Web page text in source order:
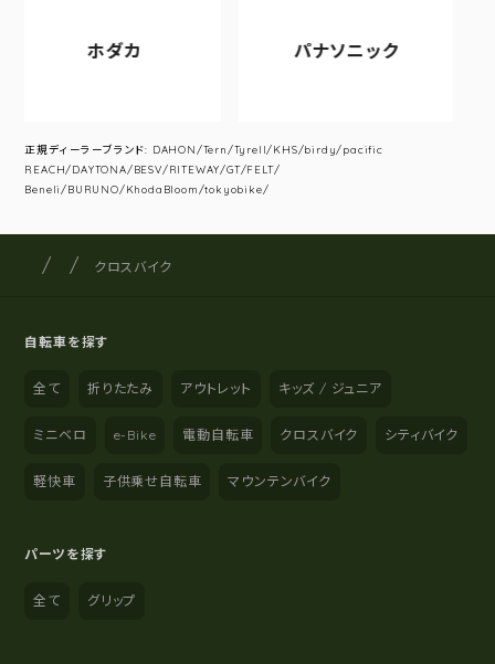
ホダカ パナソニック
正規ディーラーブランド: DAHON/Tern/Tyrell/KHS/birdy/pacific
REACH/DAYTONA/BESV/RITEWAY/GT/FELT/
Beneli/BURUNO/KhodaBloom/tokyobike/
サイト内の現在地
サイクルショップナカゴヤ
クロスバイク
自転車を探す
全て 折りたたみ アウトレット キッズ / ジュニア
ミニベロ e-Bike 電動自転車 クロスバイク シティバイク
軽快車 子供乗せ自転車 マウンテンバイク
パーツを探す
全て グリップ